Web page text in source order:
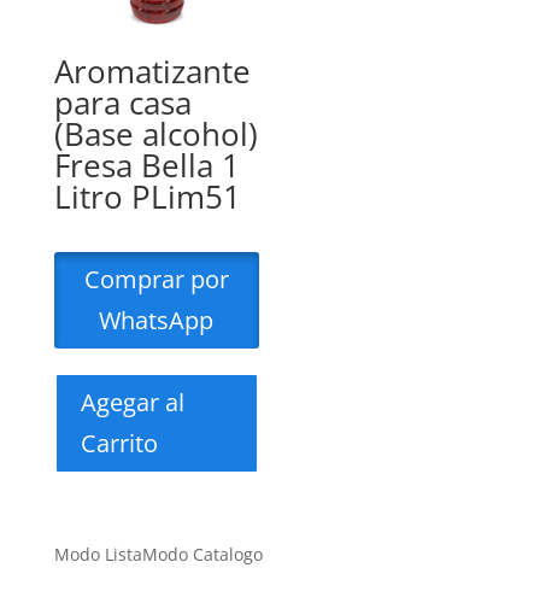
Aromatizante
para casa
(Base alcohol)
Fresa Bella 1
Litro PLim51
Comprar por
WhatsApp
Agegar al
Carrito
Modo ListaModo Catalogo